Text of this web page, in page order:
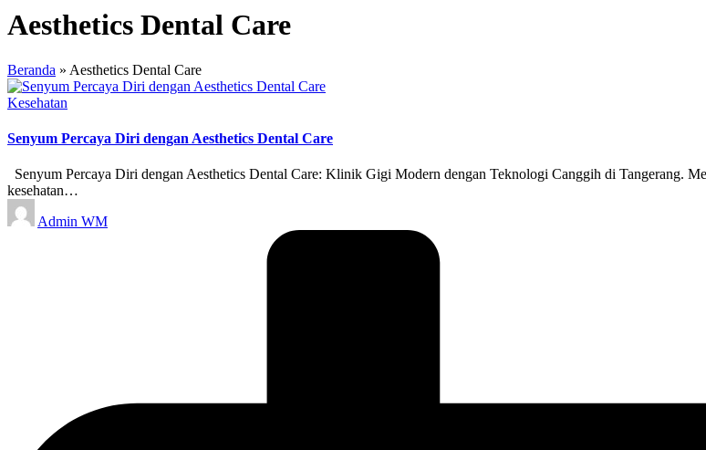
Aesthetics Dental Care
Beranda » Aesthetics Dental Care
Posted
Kesehatan
Senyum Percaya Diri dengan Aesthetics Dental Care
Senyum Percaya Diri dengan Aesthetics Dental Care: Klinik Gigi Modern dengan Teknologi Canggih di Tangerang.
kesehatan…
Posted
by
Admin WM